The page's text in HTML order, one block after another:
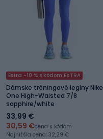
Extra -10 % s kódom EXTRA
Dámske tréningové legíny Nike
One High-Waisted 7/8
sapphire/white
33,99 €
30,59 €cena s kódom
Najnižšia cena: 32,29 €